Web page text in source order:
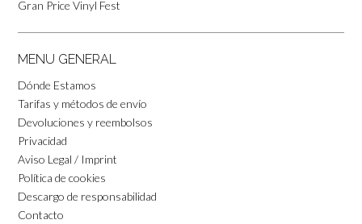
Gran Price Vinyl Fest
MENU GENERAL
Dónde Estamos
Tarifas y métodos de envío
Devoluciones y reembolsos
Privacidad
Aviso Legal / Imprint
Política de cookies
Descargo de responsabilidad
Contacto